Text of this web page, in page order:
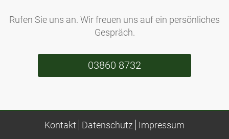
Rufen Sie uns an. Wir freuen uns auf ein persönliches
Gespräch.
03860 8732
Kontakt Datenschutz Impressum